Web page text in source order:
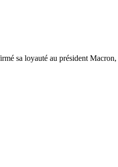
sa loyauté au président